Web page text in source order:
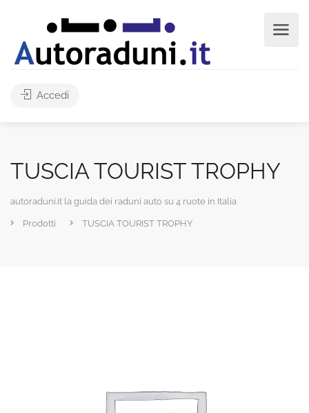
Accedi
TUSCIA TOURIST TROPHY
autoraduni.it la guida dei raduni auto su 4 ruote in Italia
Prodotti TUSCIA TOURIST TROPHY